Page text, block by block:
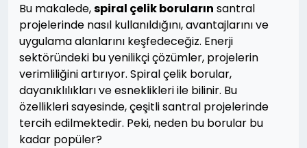
Bu makalede,spiral çelik boruların santral
projelerinde nasıl kullanıldığını, avantajlarını ve
uygulama alanlarını keşfedeceğiz. Enerji
sektöründeki bu yenilikçi çözümler, projelerin
verimliliğini artırıyor. Spiral çelik borular,
dayanıklılıkları ve esneklikleri ile bilinir. Bu
özellikleri sayesinde, çeşitli santral projelerinde
tercih edilmektedir. Peki, neden bu borular bu
kadar popüler?